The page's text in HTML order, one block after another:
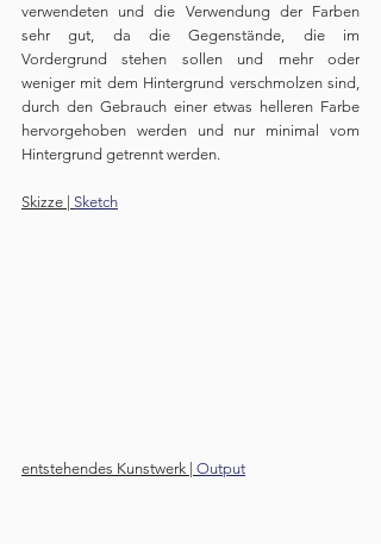
verwendeten und die Verwendung der Farben
sehr gut, da die Gegenstände, die im
Vordergrund stehen sollen und mehr oder
weniger mit dem Hintergrund verschmolzen sind,
durch den Gebrauch einer etwas helleren Farbe
hervorgehoben werden und nur minimal vom
Hintergrund getrennt werden.
Skizze | Sketch
entstehendes Kunstwerk | Output